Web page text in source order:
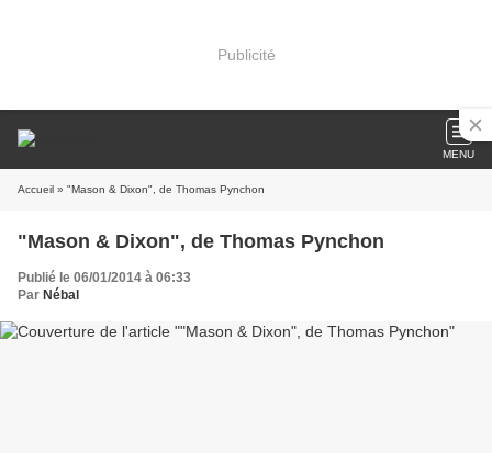
Publicité
MENU
Accueil » "Mason & Dixon", de Thomas Pynchon
"Mason & Dixon", de Thomas Pynchon
Publié le 06/01/2014 à 06:33
Par Nébal